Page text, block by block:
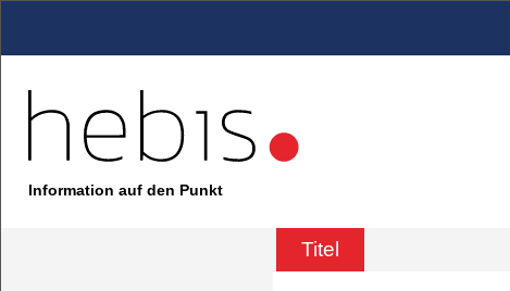
Information auf den Punkt
Titel